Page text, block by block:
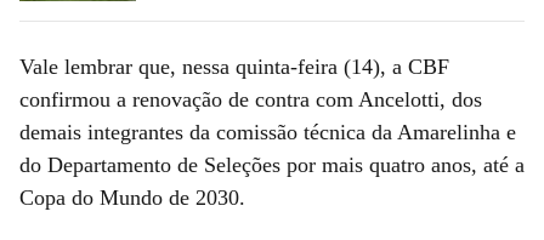
Vale lembrar que, nessa quinta-feira (14), a CBF
confirmou a renovação de contra com Ancelotti, dos
demais integrantes da comissão técnica da Amarelinha e
do Departamento de Seleções por mais quatro anos, até a
Copa do Mundo de 2030.